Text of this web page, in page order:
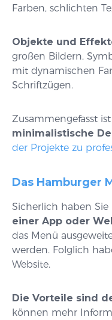
Farben, schlichten
Objekte und
großen Bildern,
mit dynamischen
Schriftzügen.
Zusammengefasst
minimalistische
der Projekte zu
Das Hamburger
Sicherlich haben Sie
einer App oder
das Menü
werden. Folglich
Website.
Die Vorteile sind
können mehr